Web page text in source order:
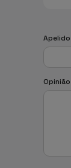
Apelido
Opinião